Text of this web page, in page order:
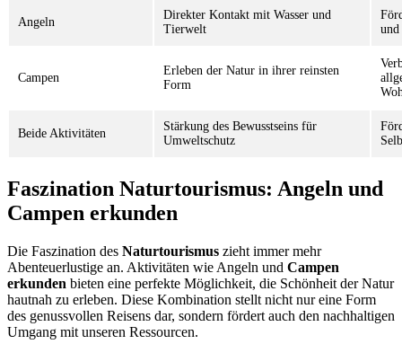
Angeln
Direkter Kontakt mit Wasser und
Tierwelt
und
Campen
Erleben der Natur in ihrer reinsten
Form
Beide Aktivitäten
Stärkung des Bewusstseins für
Umweltschutz
Faszination Naturtourismus: Angeln und
Campen erkunden
Die Faszination des Naturtourismus zieht immer mehr
Abenteuerlustige an. Aktivitäten wie Angeln und Campen
erkunden bieten eine perfekte Möglichkeit, die Schönheit der Natur
hautnah zu erleben. Diese Kombination stellt nicht nur eine Form
des genussvollen Reisens dar, sondern fördert auch den nachhaltigen
Umgang mit unseren Ressourcen.